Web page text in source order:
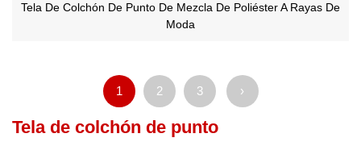
Tela De Colchón De Punto De Mezcla De Poliéster A Rayas De
Moda
1 2 3 ›
Tela de colchón de punto